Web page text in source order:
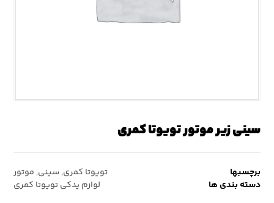
سینی زیر موتور تویوتا کمری
برچسبها تویوتا کمری,سینی, موتور
دسته بندی ها
لوازم یدکی تویوتا کمری